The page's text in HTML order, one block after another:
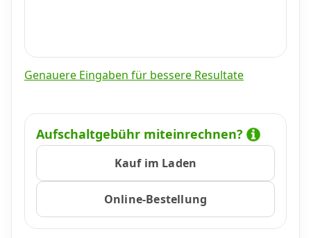
Genauere Eingaben für bessere Resultate
Aufschaltgebühr miteinrechnen?
Kauf im Laden
Online-Bestellung